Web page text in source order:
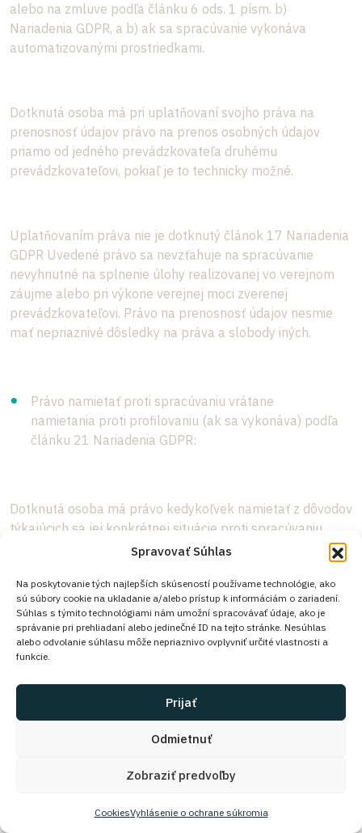
Spravovať Súhlas
Na poskytovanie tých najlepších skúseností používame technológie, ako
sú súbory cookie na ukladanie a/alebo prístup k informáciám o zariadení.
Súhlas s týmito technológiami nám umožní spracovávať údaje, ako je
správanie pri prehliadaní alebo jedinečné ID na tejto stránke. Nesúhlas
alebo odvolanie súhlasu môže nepriaznivo ovplyvniť určité vlastnosti a
funkcie.
Prijať
Odmietnuť
Zobraziť predvoľby
CookiesVyhlásenie o ochrane súkromia
alebo na zmluve podľa článku 6 ods. 1 písm. b)
Nariadenia GDPR, a b) ak sa spracúvanie vykonáva
automatizovanými prostriedkami.
Dotknutá osoba má pri uplatňovaní svojho práva na
prenosnosť údajov právo na prenos osobných údajov
priamo od jedného prevádzkovateľa druhému
prevádzkovateľovi, pokiaľ je to technicky možné.
Uplatňovaním práva nie je dotknutý článok 17 Nariadenia
GDPR Uvedené právo sa nevzťahuje na spracúvanie
nevyhnutné na splnenie úlohy realizovanej vo verejnom
záujme alebo pri výkone verejnej moci zverenej
prevádzkovateľovi. Právo na prenosnosť údajov nesmie
mať nepriaznivé dôsledky na práva a slobody iných.
Právo namietať proti spracúvaniu vrátane
namietania proti profilovaniu (ak sa vykonáva) podľa
článku 21 Nariadenia GDPR:
Dotknutá osoba má právo kedykoľvek namietať z dôvodov
týkajúcich sa jej konkrétnej situácie proti spracúvaniu
osobných údajov, ktoré sa jej týka, ktoré je vykonávané na
základe článku 6 ods. 1 písm. e) alebo f) Nariadenia GDPR
vrátane namietania proti profilovaniu založenému na
uvedených ustanoveniach. Prevádzkovateľ nesmie ďalej
spracúvať osobné údaje, pokiaľ nepreukáže nevyhnutné
oprávnené dôvody na spracúvanie, ktoré prevažujú nad
záujmami, právami a slobodami dotknutej osoby, alebo
dôvody na preukazovanie, uplatňovanie alebo
obhajovanie právnych nárokov. Ak sa osobné údaje
spracúvajú na účely priameho marketingu, dotknutá
osoba má právo kedykoľvek namietať proti spracúvaniu
marketingu, vrátane profilovania v rozsahu, v akom súvisí
namieta voči spracúvaniu na účely priameho marketingu,